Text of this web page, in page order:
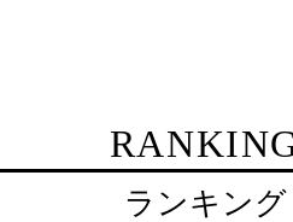
ランキング